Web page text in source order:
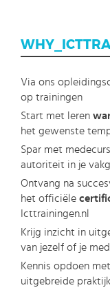
Via ons
op trainingen
Start met leren
het gewenste
Spar met
autoriteit in je
Ontvang na
het officiële
Icttrainingen.nl
Krijg inzicht in
van jezelf of je
Kennis opdoen met
uitgebreide